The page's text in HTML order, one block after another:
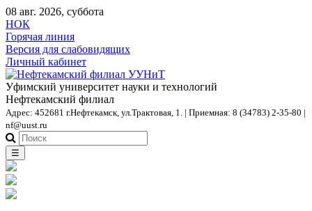
08 авг. 2026, суббота
НОК
Горячая линия
Версия для слабовидящих
Личный кабинет
Уфимский университет науки и технологий
Нефтекамский филиал
Адрес: 452681 г.Нефтекамск, ул.Трактовая, 1. | Приемная: 8 (34783) 2-35-80 |
nf@uust.ru
☰